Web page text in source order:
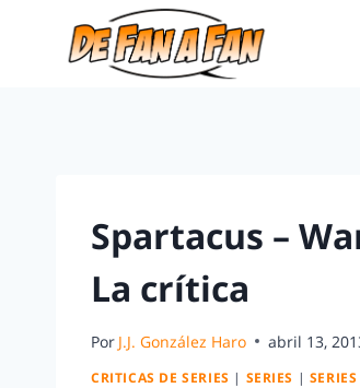
Spartacus –
La crítica
Por J.J. González Haro abril 13,
CRITICAS DE SERIES | SERIES |